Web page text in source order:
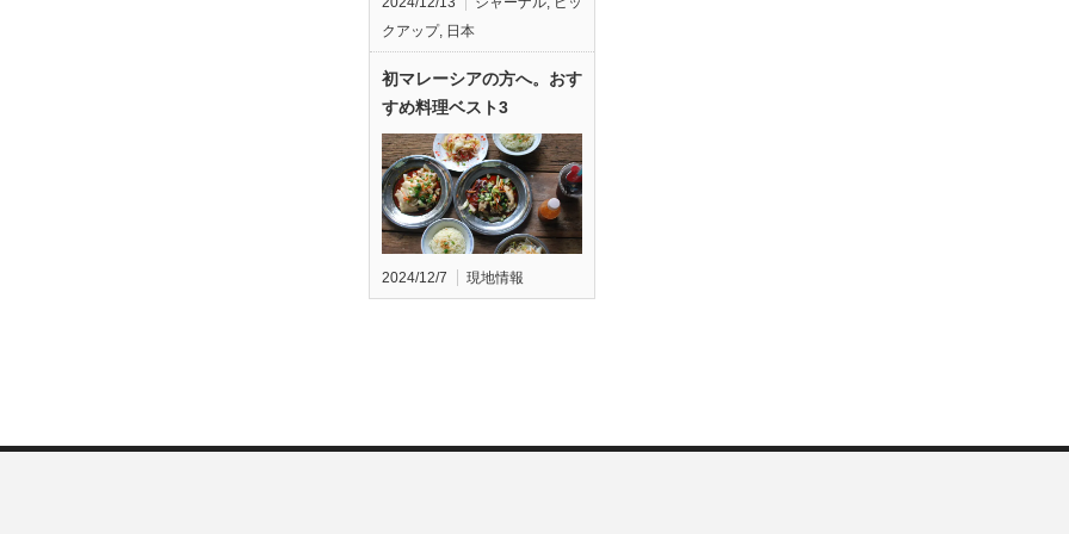
クアップ, 日本
初マレーシアの方へ。おす
すめ料理ベスト3
2024/12/7 現地情報